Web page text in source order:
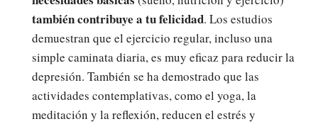
también contribuye a tu felicidad. Los estudios
demuestran que el ejercicio regular, incluso una
simple caminata diaria, es muy eficaz para reducir la
depresión. También se ha demostrado que las
actividades contemplativas, como el yoga, la
meditación y la reflexión, reducen el estrés y